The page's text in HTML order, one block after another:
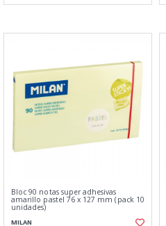
Bloc 90 notas super adhesivas
amarillo pastel 76 x 127 mm (pack 10
unidades)
MILAN